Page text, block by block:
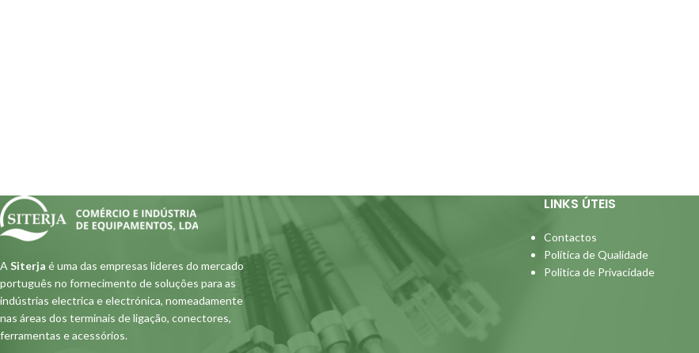
A Siterja é uma das empresas lideres do mercado
português no fornecimento de soluções para as
indústrias electrica e electrónica, nomeadamente
nas áreas dos terminais de ligação, conectores,
ferramentas e acessórios.
LINKS ÚTEIS
Contactos
Política de Qualidade
Politica de Privacidade